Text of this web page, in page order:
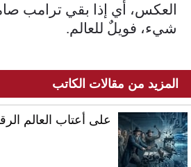
العكس، أي إذا بقي ترامب
شيء، فويلٌ للعالم.
المزيد من مقالات الكاتب
على أعتاب العالم